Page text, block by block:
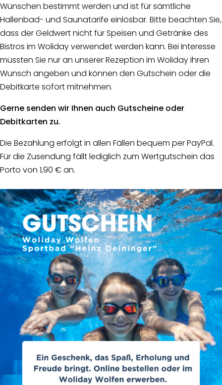
Wünschen bestimmt werden und ist für sämtliche
Hallenbad- und Saunatarife einlösbar. Bitte beachten Sie,
dass der Geldwert nicht für Speisen und Getränke des
Bistros im Woliday verwendet werden kann. Bei Interesse
müssten Sie nur an unserer Rezeption im Woliday Ihren
Wunsch angeben und können den Gutschein oder die
Debitkarte sofort mitnehmen.
Gerne senden wir Ihnen auch Gutscheine oder
Debitkarten zu.
Die Bezahlung erfolgt in allen Fällen bequem per PayPal.
Für die Zusendung fällt lediglich zum Wertgutschein das
Porto von 1,90 € an.